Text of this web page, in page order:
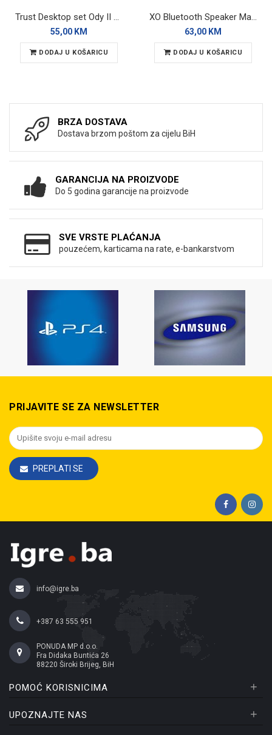
Trust Desktop set Ody II Silent Wireless
55,00 KM
DODAJ U KOŠARICU
XO Bluetooth Speaker Magnetic F79 RGB
63,00 KM
DODAJ U KOŠARICU
BRZA DOSTAVA
Dostava brzom poštom za cijelu BiH
GARANCIJA NA PROIZVODE
Do 5 godina garancije na proizvode
SVE VRSTE PLAĆANJA
pouzećem, karticama na rate, e-bankarstvom
PRIJAVITE SE ZA NEWSLETTER
PREPLATI SE
info@igre.ba
+387 63 555 951
PONUDA MP d.o.o.
Fra Didaka Buntića 26
88220 Široki Brijeg, BiH
POMOĆ KORISNICIMA +
UPOZNAJTE NAS +